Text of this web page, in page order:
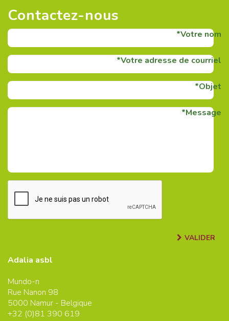
Contactez-nous
Votre nom
Votre adresse de courriel
Objet
Message
VALIDER
Adalia asbl
Mundo-n
Rue Nanon 98
5000 Namur - Belgique
+32 (0)81 390 619